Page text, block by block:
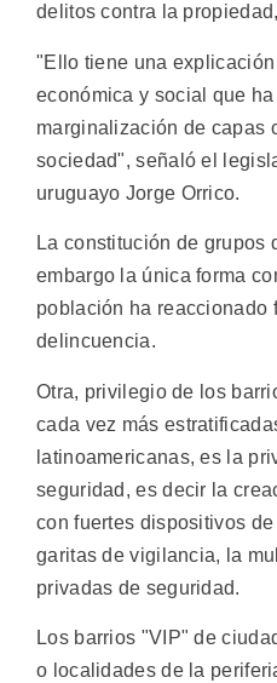
delitos contra la
"Ello tiene una
económica y social que
marginalización de capas
sociedad", señaló el
uruguayo Jorge Orrico.
La constitución de grupos
embargo la única forma
población ha reaccionado
delincuencia.
Otra, privilegio de los
cada vez más
latinoamericanas, es la
seguridad, es decir la
con fuertes dispositivos
garitas de vigilancia, la
privadas de seguridad.
Los barrios "VIP" de
o localidades de la